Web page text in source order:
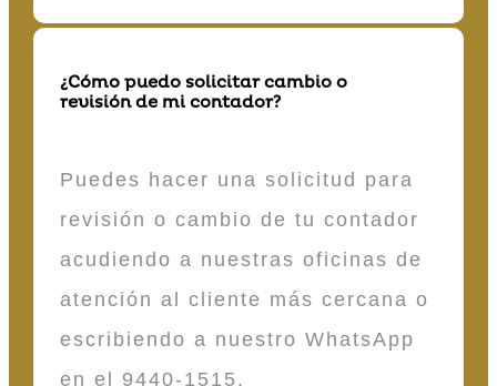
¿Cómo puedo solicitar cambio o
revisión de mi contador?
Puedes hacer una solicitud para
revisión o cambio de tu contador
acudiendo a nuestras oficinas de
atención al cliente más cercana o
escribiendo a nuestro WhatsApp
en el 9440-1515.